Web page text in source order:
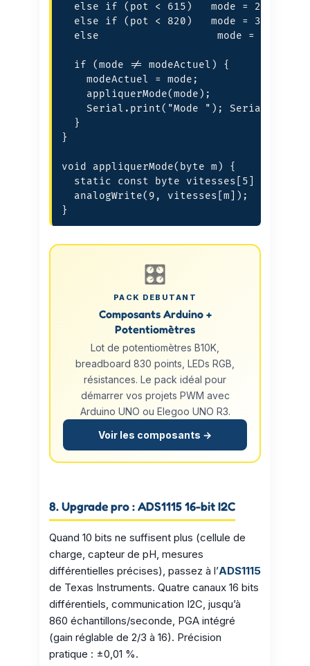
else if (pot < 615)   mode = 2;  //
else if (pot < 820)   mode = 3;  //
else                   mode = 4;  //
  if (mode != modeActuel) {
    modeActuel = mode;
    appliquerMode(mode);
Serial.print("Mode ");
  }
}
void appliquerMode(byte m) {
static const byte vitesses[5] = {0,
  analogWrite(9, vitesses[m]);
}
🎛️
PACK DEBUTANT
Composants Arduino +
Potentiomètres
Lot de potentiomètres B10K,
breadboard 830 points, LEDs RGB,
résistances. Le pack idéal pour
démarrer vos projets PWM avec
Arduino UNO ou Elegoo UNO R3.
Voir les composants →
8. Upgrade pro : ADS1115 16-bit I2C
Quand 10 bits ne suffisent plus (cellule de
charge, capteur de pH, mesures
différentielles précises), passez à l’ADS1115
de Texas Instruments. Quatre canaux 16 bits
différentiels, communication I2C, jusqu’à
860 échantillons/seconde, PGA intégré
(gain réglable de 2/3 à 16). Précision
pratique : ±0,01 %.